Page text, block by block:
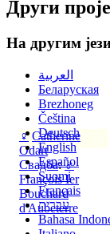
♀ Catherine
Odart
Свадба:♂
François Ier
Bouchard
d'Aubeterre
Други
На другим
العربية
Беларуская
Brezhoneg
Čeština
Deutsch
English
Español
Suomi
Français
עברית
Bahasa